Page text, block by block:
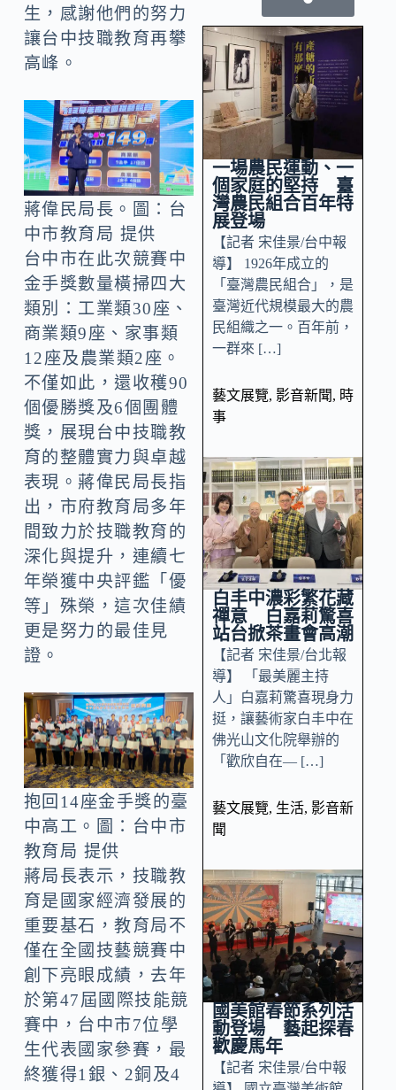
生，感謝他們的努力
讓台中技職教育再攀
高峰。
蔣偉民局長。圖：台
中市教育局 提供
台中市在此次競賽中
金手獎數量橫掃四大
類別：工業類30座、
商業類9座、家事類
12座及農業類2座。
不僅如此，還收穫90
個優勝獎及6個團體
獎，展現台中技職教
育的整體實力與卓越
表現。蔣偉民局長指
出，市府教育局多年
間致力於技職教育的
深化與提升，連續七
年榮獲中央評鑑「優
等」殊榮，這次佳績
更是努力的最佳見
證。
抱回14座金手獎的臺
中高工。圖：台中市
教育局 提供
蔣局長表示，技職教
育是國家經濟發展的
重要基石，教育局不
僅在全國技藝競賽中
創下亮眼成績，去年
於第47屆國際技能競
賽中，台中市7位學
生代表國家參賽，最
終獲得1銀、2銅及4
一場農民運動、一
個家庭的堅持 臺
灣農民組合百年特
展登場
【記者 宋佳景/台中報
導】 1926年成立的
「臺灣農民組合」，是
臺灣近代規模最大的農
民組織之一。百年前，
一群來 […]
藝文展覽, 影音新聞, 時
事
白丰中濃彩繁花藏
禪意 白嘉莉驚喜
站台掀茶畫會高潮
【記者 宋佳景/台北報
導】 「最美麗主持
人」白嘉莉驚喜現身力
挺，讓藝術家白丰中在
佛光山文化院舉辦的
「歡欣自在— […]
藝文展覽, 生活, 影音新
聞
國美館春節系列活
動登場 藝起探春
歡慶馬年
【記者 宋佳景/台中報